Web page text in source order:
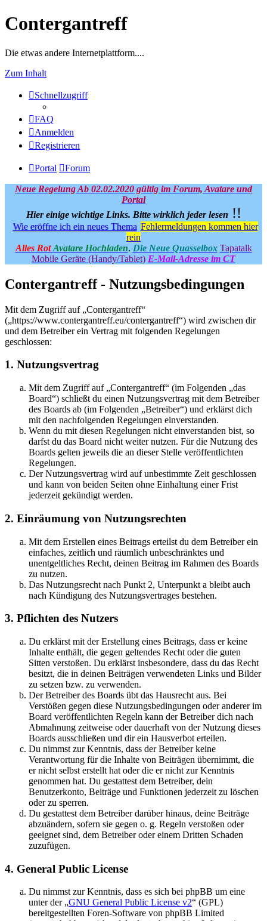
Contergantreff
Die etwas andere Internetplattform....
Zum Inhalt
Schnellzugriff
FAQ
Anmelden
Registrieren
Portal Forum
Neue Regelung Ab 02.02.2020 gültig im Forum, Avatare und
Portal
Hier einige wichtige Links. Bitte wirklich jeder lesen !!
Wie eröffne ich ein neues Thema Fehlermeldungen kommen hier
rein
Alles Rot Avatare Hochladen. Die Neue Quasselbox Tapatalk
Mobile Geräte (Handy/Tablet) E-Mail-Adresse im CT
Contergantreff - Nutzungsbedingungen
Mit dem Zugriff auf „Contergantreff“
(„https://www.contergantreff.eu/contergantreff“) wird zwischen dir
und dem Betreiber ein Vertrag mit folgenden Regelungen
geschlossen:
1. Nutzungsvertrag
Mit dem Zugriff auf „Contergantreff“ (im Folgenden „das
Board“) schließt du einen Nutzungsvertrag mit dem Betreiber
des Boards ab (im Folgenden „Betreiber“) und erklärst dich
mit den nachfolgenden Regelungen einverstanden.
Wenn du mit diesen Regelungen nicht einverstanden bist, so
darfst du das Board nicht weiter nutzen. Für die Nutzung des
Boards gelten jeweils die an dieser Stelle veröffentlichten
Regelungen.
Der Nutzungsvertrag wird auf unbestimmte Zeit geschlossen
und kann von beiden Seiten ohne Einhaltung einer Frist
jederzeit gekündigt werden.
2. Einräumung von Nutzungsrechten
Mit dem Erstellen eines Beitrags erteilst du dem Betreiber ein
einfaches, zeitlich und räumlich unbeschränktes und
unentgeltliches Recht, deinen Beitrag im Rahmen des Boards
zu nutzen.
Das Nutzungsrecht nach Punkt 2, Unterpunkt a bleibt auch
nach Kündigung des Nutzungsvertrages bestehen.
3. Pflichten des Nutzers
Du erklärst mit der Erstellung eines Beitrags, dass er keine
Inhalte enthält, die gegen geltendes Recht oder die guten
Sitten verstoßen. Du erklärst insbesondere, dass du das Recht
besitzt, die in deinen Beiträgen verwendeten Links und Bilder
zu setzen bzw. zu verwenden.
Der Betreiber des Boards übt das Hausrecht aus. Bei
Verstößen gegen diese Nutzungsbedingungen oder anderer im
Board veröffentlichten Regeln kann der Betreiber dich nach
Abmahnung zeitweise oder dauerhaft von der Nutzung dieses
Boards ausschließen und dir ein Hausverbot erteilen.
Du nimmst zur Kenntnis, dass der Betreiber keine
Verantwortung für die Inhalte von Beiträgen übernimmt, die
er nicht selbst erstellt hat oder die er nicht zur Kenntnis
genommen hat. Du gestattest dem Betreiber, dein
Benutzerkonto, Beiträge und Funktionen jederzeit zu löschen
oder zu sperren.
Du gestattest dem Betreiber darüber hinaus, deine Beiträge
abzuändern, sofern sie gegen o. g. Regeln verstoßen oder
geeignet sind, dem Betreiber oder einem Dritten Schaden
zuzufügen.
4. General Public License
Du nimmst zur Kenntnis, dass es sich bei phpBB um eine
unter der „GNU General Public License v2“ (GPL)
bereitgestellten Foren-Software von phpBB Limited